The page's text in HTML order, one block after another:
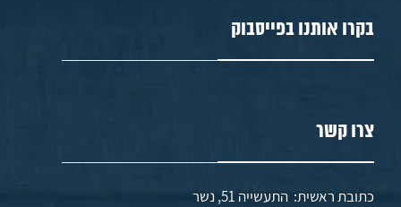
בקרו אותנו בפייסבוק
צרו קשר
כתובת ראשית: התעשייה 51, נשר